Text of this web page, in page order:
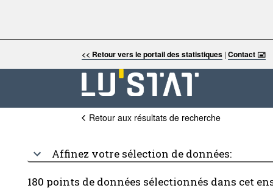
<< Retour vers le portail des statistiques| Contact 🖃
Retour aux résultats de recherche
Affinez votre sélection de données:
180 points de données sélectionnés dans cet